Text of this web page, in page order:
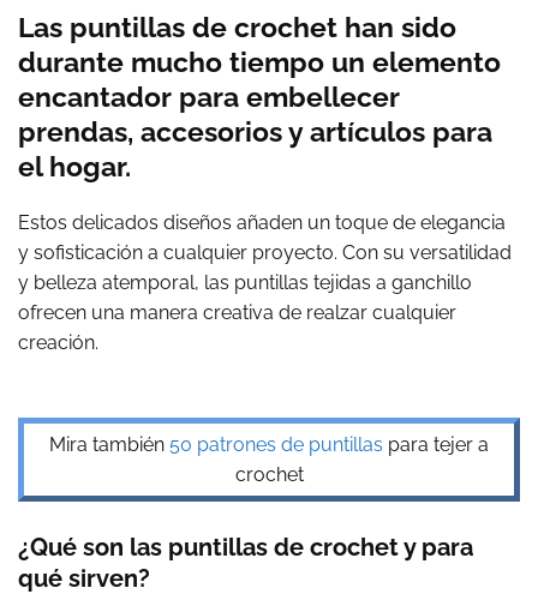
Las puntillas de crochet han sido
durante mucho tiempo un elemento
encantador para embellecer
prendas, accesorios y artículos para
el hogar.
Estos delicados diseños añaden un toque de elegancia
y sofisticación a cualquier proyecto. Con su versatilidad
y belleza atemporal, las puntillas tejidas a ganchillo
ofrecen una manera creativa de realzar cualquier
creación.
Mira también 50 patrones de puntillas para tejer a
crochet
¿Qué son las puntillas de crochet y para
qué sirven?